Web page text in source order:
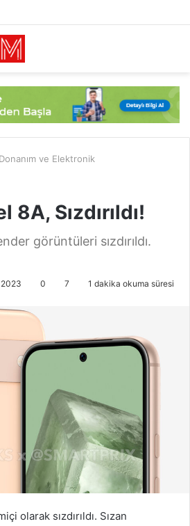
Donanım ve Elektronik
8A, Sızdırıldı!
görüntüleri sızdırıldı.
0 7 1 dakika okuma süresi
olarak sızdırıldı. Sızan